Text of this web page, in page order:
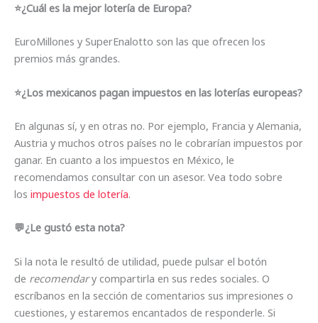
⭐️¿Cuál es la mejor lotería de Europa?
EuroMillones y SuperEnalotto son las que ofrecen los
premios más grandes.
⭐️¿Los mexicanos pagan impuestos en las loterías europeas?
En algunas sí, y en otras no. Por ejemplo, Francia y Alemania,
Austria y muchos otros países no le cobrarían impuestos por
ganar. En cuanto a los impuestos en México, le
recomendamos consultar con un asesor. Vea todo sobre
los impuestos de lotería.
💬¿Le gustó esta nota?
Si la nota le resultó de utilidad, puede pulsar el botón
de recomendary compartirla en sus redes sociales. O
escríbanos en la sección de comentarios sus impresiones o
cuestiones, y estaremos encantados de responderle. Si